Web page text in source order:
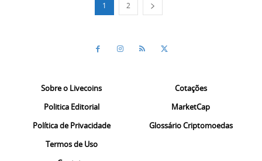
1 2
Sobre o Livecoins
Politica Editorial
Política de Privacidade
Termos de Uso
Cotações
MarketCap
Glossário Criptomoedas